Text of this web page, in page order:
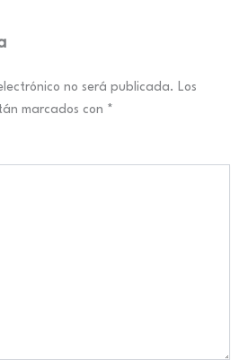
no será publicada. Los
marcados con *